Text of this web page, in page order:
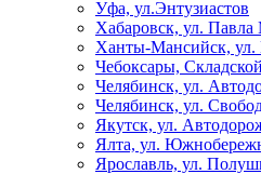
Уфа, ул.Энтузиастов
Хабаровск, ул. Павла
Ханты-Мансийск,
Чебоксары,
Челябинск, ул.
Челябинск, ул.
Якутск, ул.
Ялта, ул.
Ярославль, ул.